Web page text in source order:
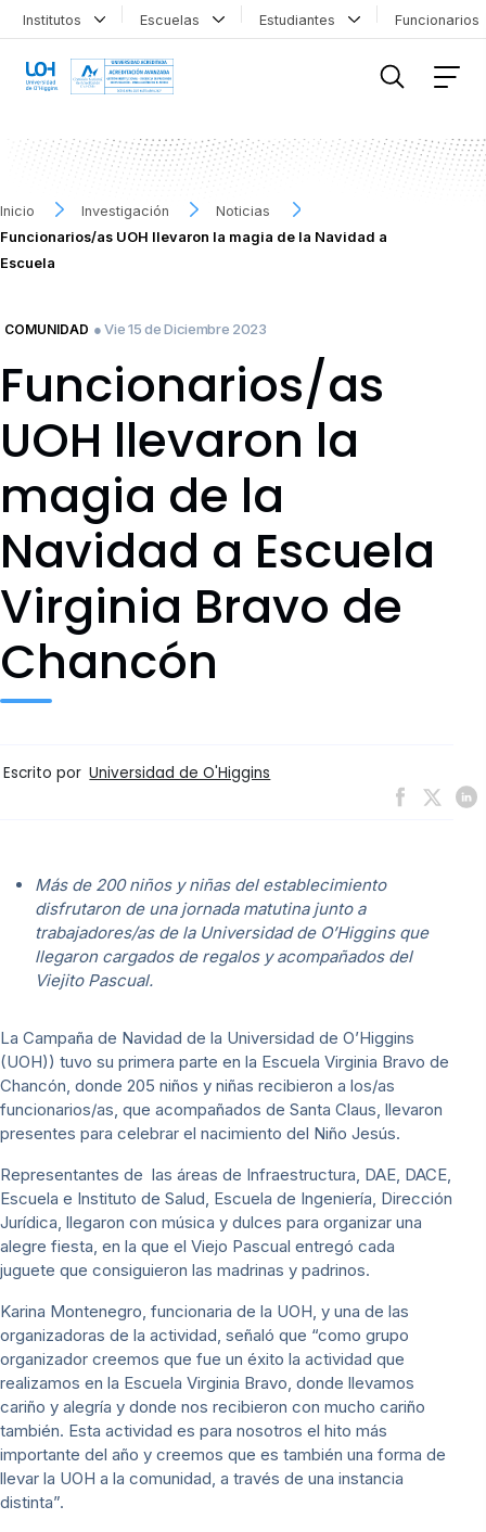
Institutos Escuelas Estudiantes
Inicio Investigación
Noticias
Funcionarios/as UOH llevaron la magia de la Navidad a
Escuela
COMUNIDAD ● Vie 15 de Diciembre 2023
Funcionarios/as
UOH llevaron la
magia de la
Navidad a Escuela
Virginia Bravo de
Chancón
Escrito por Universidad de O'Higgins
Más de 200 niños y niñas del establecimiento
disfrutaron de una jornada matutina junto a
trabajadores/as de la Universidad de O’Higgins que
llegaron cargados de regalos y acompañados del
Viejito Pascual.
La Campaña de Navidad de la Universidad de O’Higgins
(UOH)) tuvo su primera parte en la Escuela Virginia Bravo de
Chancón, donde 205 niños y niñas recibieron a los/as
funcionarios/as, que acompañados de Santa Claus, llevaron
presentes para celebrar el nacimiento del Niño Jesús.
Representantes de las áreas de Infraestructura, DAE, DACE,
Escuela e Instituto de Salud, Escuela de Ingeniería, Dirección
Jurídica, llegaron con música y dulces para organizar una
alegre fiesta, en la que el Viejo Pascual entregó cada
juguete que consiguieron las madrinas y padrinos.
Karina Montenegro, funcionaria de la UOH, y una de las
organizadoras de la actividad, señaló que “como grupo
organizador creemos que fue un éxito la actividad que
realizamos en la Escuela Virginia Bravo, donde llevamos
cariño y alegría y donde nos recibieron con mucho cariño
también. Esta actividad es para nosotros el hito más
importante del año y creemos que es también una forma de
llevar la UOH a la comunidad, a través de una instancia
distinta”.